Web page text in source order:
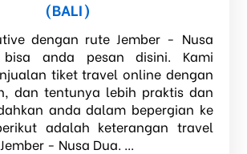
(BALI)
dengan rute Jember - Nusa
anda pesan disini. Kami
tiket travel online dengan
dan tentunya lebih praktis dan
anda dalam bepergian ke
adalah keterangan travel
- Nusa Dua. ...